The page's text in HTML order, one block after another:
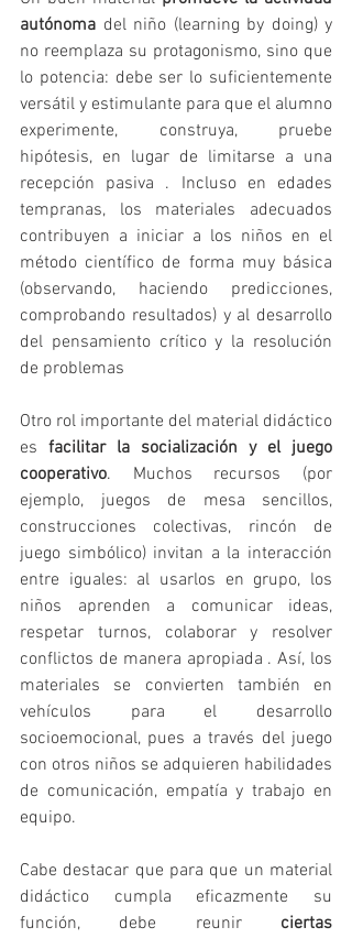
autónoma del niño (learning by doing) y
no reemplaza su protagonismo, sino que
lo potencia: debe ser lo suficientemente
versátil y estimulante para que el alumno
experimente, construya, pruebe
hipótesis, en lugar de limitarse a una
recepción pasiva . Incluso en edades
tempranas, los materiales adecuados
contribuyen a iniciar a los niños en el
método científico de forma muy básica
(observando, haciendo predicciones,
comprobando resultados) y al desarrollo
del pensamiento crítico y la resolución
de problemas
Otro rol importante del material didáctico
es facilitar la socialización y el juego
cooperativo. Muchos recursos (por
ejemplo, juegos de mesa sencillos,
construcciones colectivas, rincón de
juego simbólico) invitan a la interacción
entre iguales: al usarlos en grupo, los
niños aprenden a comunicar ideas,
respetar turnos, colaborar y resolver
conflictos de manera apropiada . Así, los
materiales se convierten también en
vehículos para el desarrollo
socioemocional, pues a través del juego
con otros niños se adquieren habilidades
de comunicación, empatía y trabajo en
equipo.
Cabe destacar que para que un material
didáctico cumpla eficazmente su
función, debe reunir ciertas